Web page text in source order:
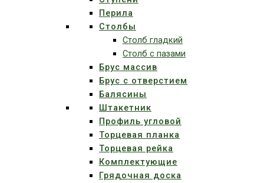
Перила
Столбы
Столб гладкий
Столб с пазами
Брус массив
Брус с отверстием
Балясины
Штакетник
Профиль угловой
Торцевая планка
Торцевая рейка
Комплектующие
Грядочная доска